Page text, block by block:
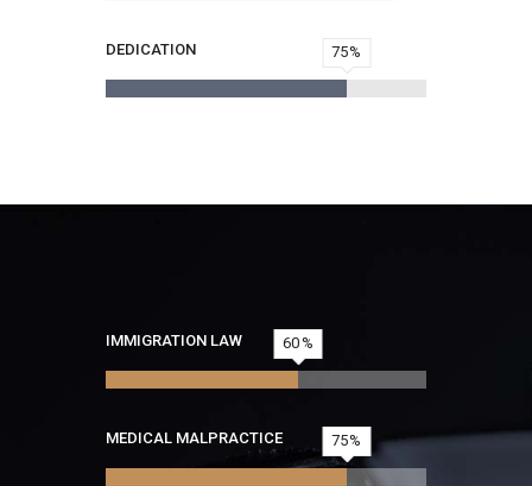
DEDICATION 75
IMMIGRATION LAW 60
MEDICAL MALPRACTICE 75